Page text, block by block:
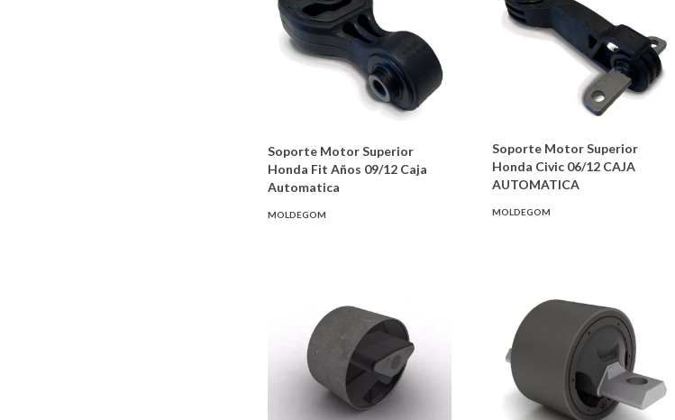
Soporte Motor Superior
Honda Fit Años 09/12 Caja
Automatica
MOLDEGOM
Soporte Motor Superior
Honda Civic 06/12 CAJA
AUTOMATICA
MOLDEGOM